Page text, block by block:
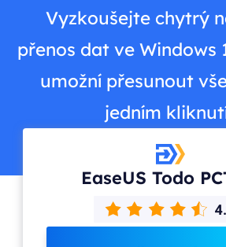
Vyzkoušejte chytrý
přenos dat ve Windows
umožní přesunout
jedním
EaseUS Todo